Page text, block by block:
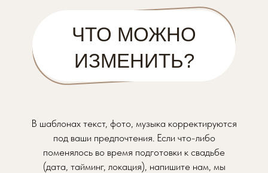
В шаблонах текст, фото, музыка корректируются
под ваши предпочтения. Если что-либо
поменялось во время подготовки к свадьбе
(дата, тайминг, локация), напишите нам, мы
ЧТО МОЖНО
ИЗМЕНИТЬ?